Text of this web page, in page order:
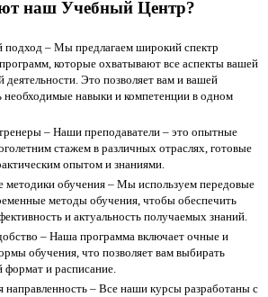
наш Учебный Центр?
подход – Мы предлагаем широкий спектр
которые охватывают все аспекты вашей
деятельности. Это позволяет вам и вашей
необходимые навыки и компетенции в одном
– Наши преподаватели – это опытные
стажем в различных отраслях, готовые
опытом и знаниями.
методики обучения – Мы используем передовые
методы обучения, чтобы обеспечить
и актуальность получаемых знаний.
– Наша программа включает очные и
обучения, что позволяет вам выбирать
и расписание.
направленность – Все наши курсы разработаны с